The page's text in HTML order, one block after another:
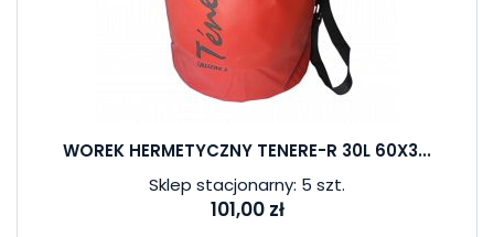
WOREK HERMETYCZNY TENERE-R 30L 60X3...
Sklep stacjonarny: 5 szt.
101,00 zł